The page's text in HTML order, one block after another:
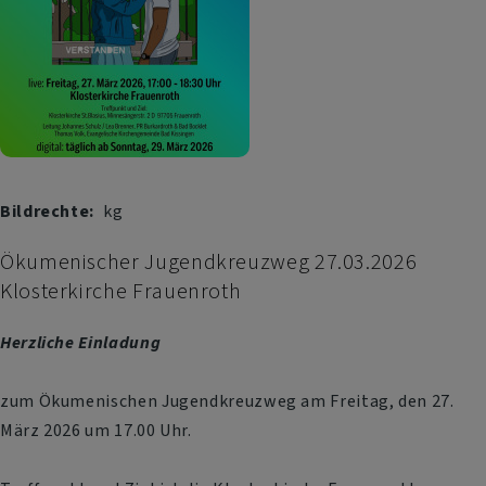
2026
Bildrechte kg
Ökumenischer Jugendkreuzweg 27.03.2026
Klosterkirche Frauenroth
Herzliche Einladung
zum Ökumenischen Jugendkreuzweg am Freitag, den 27.
März 2026 um 17.00 Uhr.